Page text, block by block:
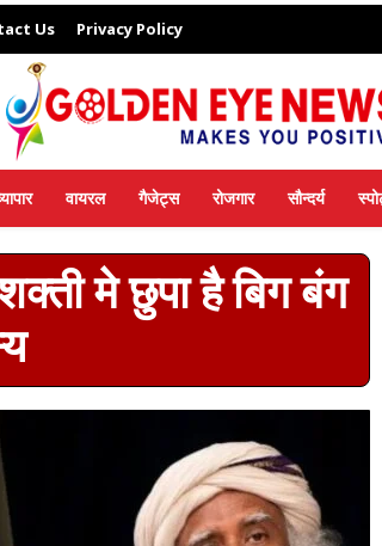
Us Privacy Policy
वायरल गैजेट्स रोजगार सौन्दर्य
मे छुपा है बिग बंग